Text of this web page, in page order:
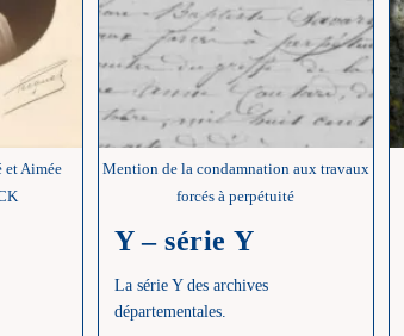
et Aimée
Mention de la condamnation aux travaux
forcés à perpétuité
Y – série Y
La série Y des archives
départementales.